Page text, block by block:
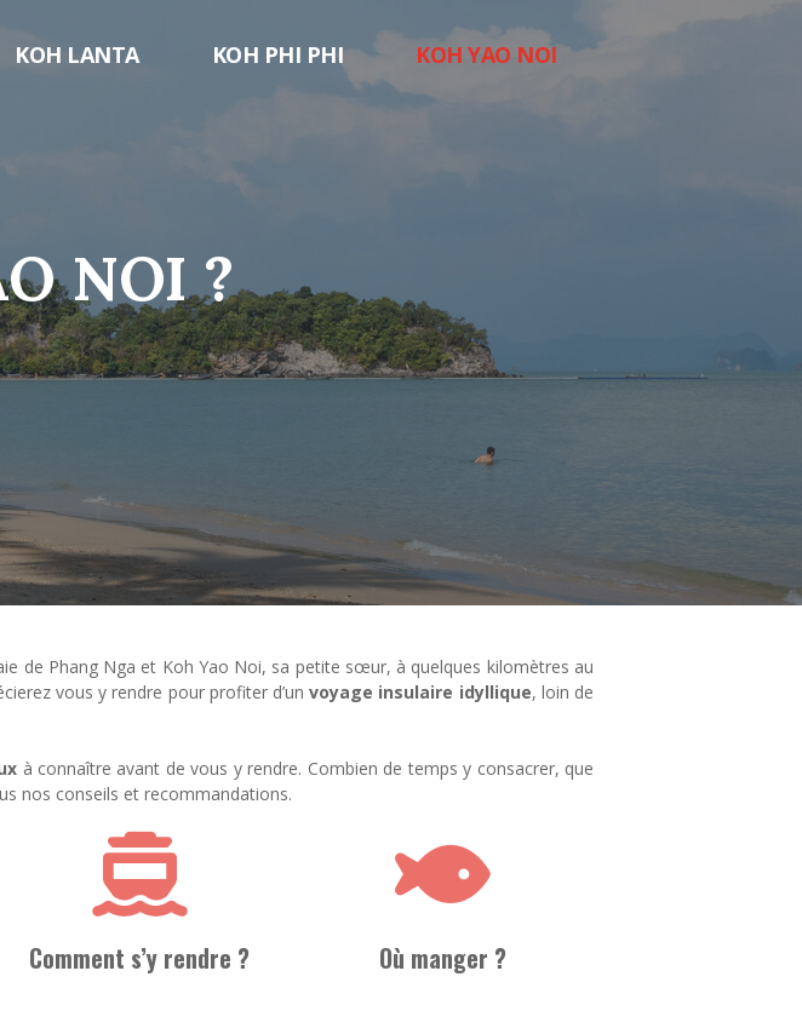
KOH LANTA KOH PHI PHI KOH YAO NOI
NOI ?
de Phang Nga et Koh Yao Noi, sa petite sœur, à quelques kilomètres au
vous y rendre pour profiter d’unvoyage insulaire idyllique, loin de
à connaître avant de vous y rendre. Combien de temps y consacrer, que
nos conseils et recommandations.
Comment s’y rendre ? Où manger ?